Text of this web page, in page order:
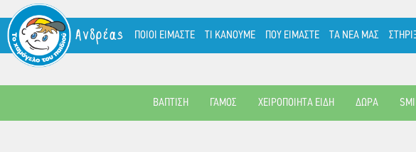
Ανδρέας ΠΟΙΟΙ ΕΙΜΑΣΤΕ ΤΙ ΚΑΝΟΥΜΕ ΠΟΥ ΕΙΜΑΣΤΕ ΤΑ ΝΕΑ ΜΑΣ
ΒΑΠΤΙΣΗ ΓΑΜΟΣ ΧΕΙΡΟΠΟΙΗΤΑ ΕΙΔΗ ΔΩΡΑ